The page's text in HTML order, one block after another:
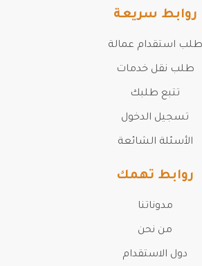
روابط سريعة
طلب استقدام عمالة
طلب نقل خدمات
تتبع طلبك
تسجيل الدخول
الأسئلة الشائعة
روابط تهمك
مدوناتنا
من نحن
دول الاستقدام